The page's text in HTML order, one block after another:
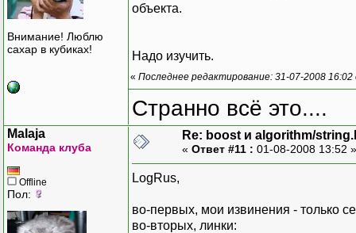
Внимание! Люблю
сахар в кубиках!
объекта.
Надо изучить.
« Последнее редактирование: 31-07-2008
Странно всё это....
Malaja
Команда клуба
Offline
Пол:
Re: boost и algorithm/
« Ответ #11 : 01-08-2008 13:52
LogRus,
во-первых, мои извинения - только
во-вторых, линки: